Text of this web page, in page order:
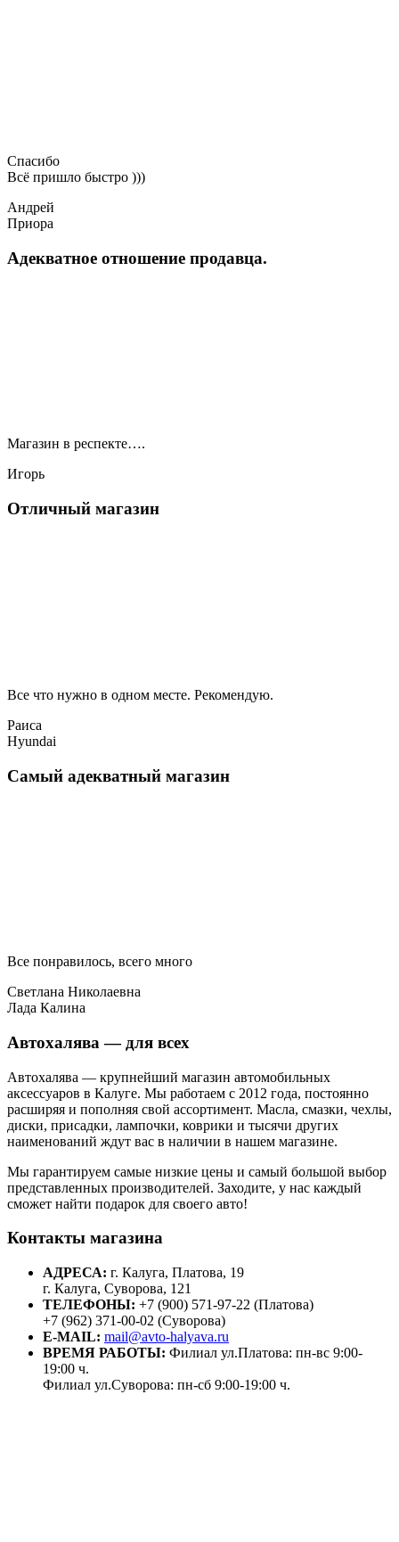
Спасибо
Всё пришло быстро )))
Андрей
Приора
Адекватное отношение продавца.
Магазин в респекте….
Игорь
Отличный магазин
Все что нужно в одном месте. Рекомендую.
Раиса
Hyundai
Самый адекватный магазин
Все понравилось, всего много
Светлана Николаевна
Лада Калина
Автохалява — для всех
Автохалява — крупнейший магазин автомобильных
аксессуаров в Калуге. Мы работаем с 2012 года, постоянно
расширяя и пополняя свой ассортимент. Масла, смазки, чехлы,
диски, присадки, лампочки, коврики и тысячи других
наименований ждут вас в наличии в нашем магазине.
Мы гарантируем самые низкие цены и самый большой выбор
представленных производителей. Заходите, у нас каждый
сможет найти подарок для своего авто!
Контакты магазина
АДРЕСА: г. Калуга, Платова, 19
г. Калуга, Суворова, 121
ТЕЛЕФОНЫ: +7 (900) 571-97-22 (Платова)
+7 (962) 371-00-02 (Суворова)
E-MAIL: mail@avto-halyava.ru
ВРЕМЯ РАБОТЫ: Филиал ул.Платова: пн-вс 9:00-
19:00 ч.
Филиал ул.Суворова: пн-сб 9:00-19:00 ч.